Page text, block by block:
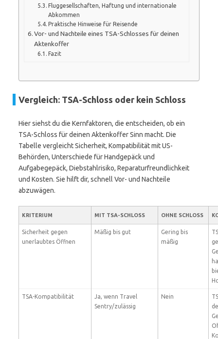
Fluggesellschaften, Haftung und internationale
Abkommen
Praktische Hinweise für Reisende
Vor- und Nachteile eines TSA-Schlosses für deinen
Aktenkoffer
Fazit
Vergleich: TSA-Schloss oder kein Schloss
Hier siehst du die Kernfaktoren, die entscheiden, ob ein
TSA-Schloss für deinen Aktenkoffer Sinn macht. Die
Tabelle vergleicht Sicherheit, Kompatibilität mit US-
Behörden, Unterschiede für Handgepäck und
Aufgabegepäck, Diebstahlrisiko, Reparaturfreundlichkeit
und Kosten. Sie hilft dir, schnell Vor- und Nachteile
abzuwägen.
KRITERIUM MIT TSA-SCHLOSS OHNE SCHLOSS
Sicherheit gegen
unerlaubtes Öffnen
Mäßig bis gut
Gering bis
mäßig
TSA-Kompatibilität
Ja, wenn Travel
Sentry/zulässig
Nein